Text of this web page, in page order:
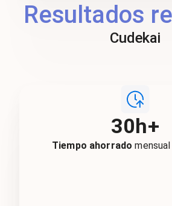
Resultados
Cudekai
30h+
Tiempo ahorrado